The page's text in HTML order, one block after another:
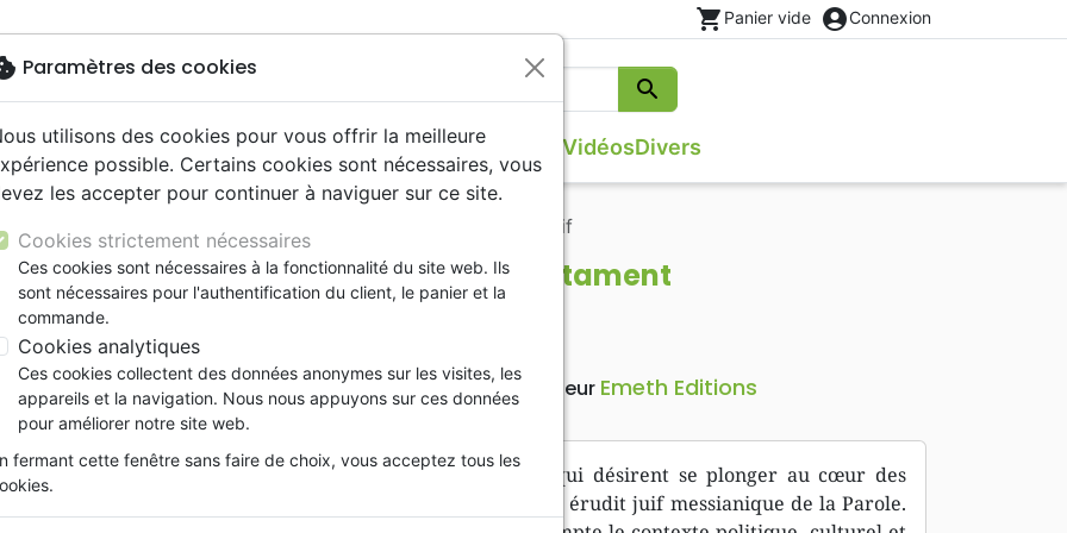
shopping_cart Panier vide account_circleConnexion
search
Rechercher
NouveautésBibles
courant
Français fondamental
Autres versions
Bibles d'étude
Nouveaux Testaments
Livres
société, politique
cadeaux
couple
Témoignages, biographies
Romans
Bandes dessinées
Prière, adoration, louange
Poésie
Jeunesse
jeunes
jeunesse
méditations jeunesse
Enseignement jeunesse
Livres d'activités
CD Jeunesse
Musique
Musique de fête
Compilations
Recueils et partitions
Vidéos
animés
vraies, témoignages
Documentaires, reportages
Divers
cadeaux
Accessoires de Bible
Commentaire du Nouveau Testament - Un livre juif
Commentaire du Nouveau Testament
David H. Stern
RéférenceEMET4608 EAN9791097546083 Editeur Emeth Editions
Description
Un incontournable pour tous ceux et celles qui désirent se plonger au cœur des
Écritures avec un éclairage indispensable d’un érudit juif messianique de la Parole.
Paramètres des cookies
utilisons des cookies pour vous offrir la meilleure
possible. Certains cookies sont nécessaires, vous
les accepter pour continuer à naviguer sur ce site.
Cookies strictement nécessaires
Ces cookies sont nécessaires à la fonctionnalité du site web. Ils
sont nécessaires pour l'authentification du client, le panier et la
commande.
Cookies analytiques
Ces cookies collectent des données anonymes sur les visites, les
appareils et la navigation. Nous nous appuyons sur ces données
pour améliorer notre site web.
fermant cette fenêtre sans faire de choix, vous acceptez tous les